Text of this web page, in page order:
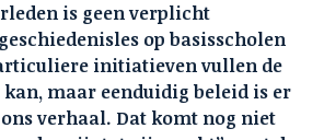
is geen verplicht
op basisscholen
initiatieven vullen de
maar eenduidig beleid is er
verhaal. Dat komt nog niet